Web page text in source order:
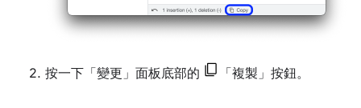
按一下「變更」面板底部的 「複製」 按鈕。